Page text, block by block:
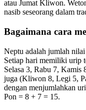
atau Jumat Kliwon.
nasib seseorang dalam
Bagaimana cara
Neptu adalah jumlah
Setiap hari memiliki urip
Selasa 3, Rabu 7, Kamis
juga (Kliwon 8, Legi 5,
dengan menjumlahkan
Pon = 8 + 7 = 15.